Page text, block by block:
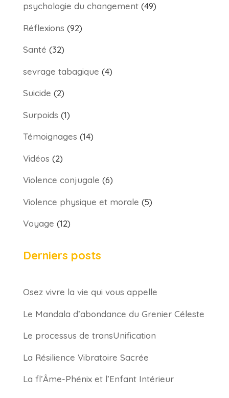
psychologie du changement(49)
Réflexions (92)
Santé (32)
sevrage tabagique (4)
Suicide (2)
Surpoids (1)
Témoignages (14)
Vidéos (2)
Violence conjugale (6)
Violence physique et morale (5)
Voyage (12)
Derniers posts
Osez vivre la vie qui vous appelle
Le Mandala d’abondance du Grenier Céleste
Le processus de transUnification
La Résilience Vibratoire Sacrée
La fl’Âme-Phénix et l’Enfant Intérieur